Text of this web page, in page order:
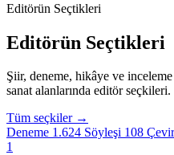
Editörün Seçtikleri
Editörün Seçtikleri
Şiir, deneme, hikâye ve
sanat alanlarında editör seçkileri.
Tüm seçkiler →
Deneme 1.624 Söyleşi 108
1